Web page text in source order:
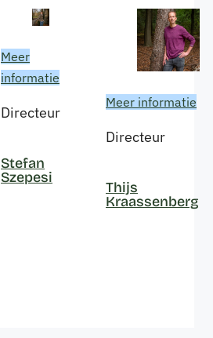
Meer
informatie
Directeur
Stefan
Szepesi
Meer informatie
Directeur
Thijs
Kraassenberg